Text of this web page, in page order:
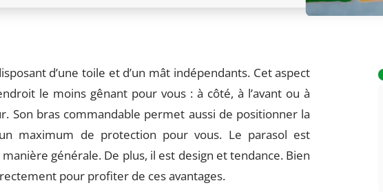
d’une toile et d’un mât indépendants. Cet aspect
le moins gênant pour vous : à côté, à l’avant ou à
Son bras commandable permet aussi de positionner la
maximum de protection pour vous. Le parasol est
générale. De plus, il est design et tendance. Bien
pour profiter de ces avantages.